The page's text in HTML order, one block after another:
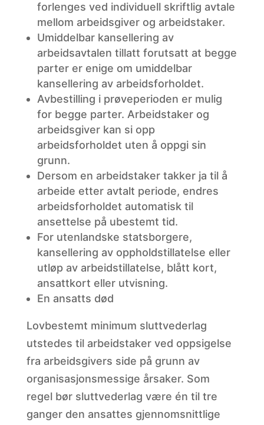
forlenges ved individuell skriftlig avtale
mellom arbeidsgiver og arbeidstaker.
Umiddelbarkansellering av
arbeidsavtalen tillatt forutsatt at begge
parter er enige om umiddelbar
kansellering av arbeidsforholdet.
Avbestilling i prøveperioden er mulig
for begge parter. Arbeidstaker og
arbeidsgiver kan si opp
arbeidsforholdet uten å oppgi sin
grunn.
Dersom en arbeidstaker takker ja til å
arbeide etter avtalt periode, endres
arbeidsforholdet automatisk til
ansettelse på ubestemt tid.
Forutenlandske statsborgere,
kansellering av oppholdstillatelse eller
utløp av arbeidstillatelse, blått kort,
ansattkort eller utvisning.
En ansatts død
Lovbestemt minimum sluttvederlag
utstedes til arbeidstaker ved oppsigelse
fra arbeidsgivers side på grunn av
organisasjonsmessige årsaker. Som
regel bør sluttvederlag være én til tre
ganger den ansattes gjennomsnittlige